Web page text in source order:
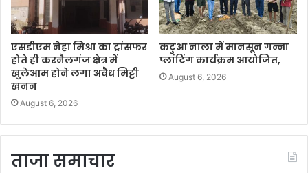
एसडीएम नेहा मिश्रा का ट्रांसफर
होते ही करनैलगंज क्षेत्र में
खुलेआम होने लगा अवैध मिट्टी
खनन
August 6, 2026
कटुआ नाला में मानसून गन्ना
प्लांटिंग कार्यक्रम आयोजित,
August 6, 2026
ताजा समाचार